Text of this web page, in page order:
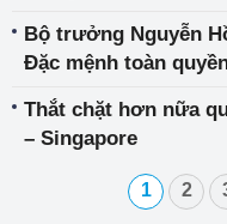
Bộ trưởng Nguyễn
Đặc mệnh toàn
Thắt chặt hơn nữa
– Singapore
1 2